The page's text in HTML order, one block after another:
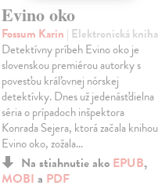
Evino oko
Fossum Karin | Elektronická kniha
Detektívny príbeh Evino oko je
slovenskou premiérou autorky s
povesťou kráľovnej nórskej
detektívky. Dnes už jedenásťdielna
séria o prípadoch inšpektora
Konrada Sejera, ktorá začala knihou
Evino oko, zožala…
Na stiahnutie ako EPUB,
MOBI a PDF